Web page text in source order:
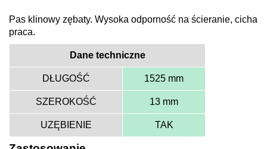
Pas klinowy zębaty. Wysoka odporność na ścieranie, cicha
praca.
Dane techniczne
DŁUGOŚĆ 1525 mm
SZEROKOŚĆ 13 mm
UZĘBIENIE TAK